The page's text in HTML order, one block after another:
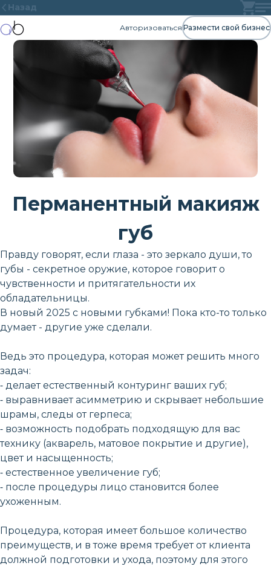
Назад
Авторизоваться Размести свой бизнес
Перманентный макияж
губ
Правду говорят, если глаза - это зеркало души, то
губы - секретное оружие, которое говорит о
чувственности и притягательности их
обладательницы.
В новый 2025 с новыми губками! Пока кто-то только
думает - другие уже сделали.
Ведь это процедура, которая может решить много
задач:
⁃ делает естественный контуринг ваших губ;
⁃ выравнивает асимметрию и скрывает небольшие
шрамы, следы от герпеса;
⁃ возможность подобрать подходящую для вас
технику (акварель, матовое покрытие и другие),
цвет и насыщенность;
⁃ естественное увеличение губ;
⁃ после процедуры лицо становится более
ухоженным.
Процедура, которая имеет большое количество
преимуществ, и в тоже время требует от клиента
должной подготовки и ухода, поэтому для этого